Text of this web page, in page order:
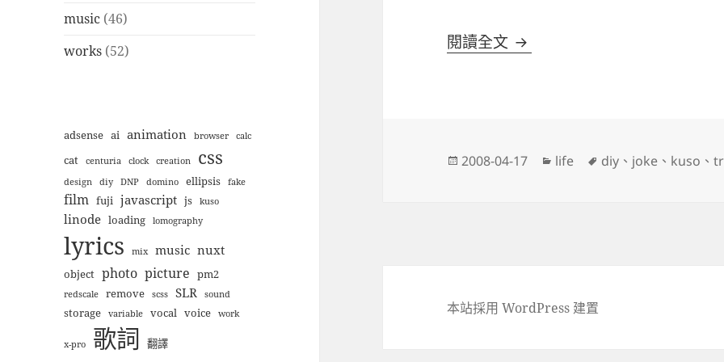
music (46)
works (52)
adsense ai animation browser calc
cat centuria clock creation css
design diy DNP domino ellipsis fake
film fuji javascript js kuso
linode loading lomography
lyrics mix music nuxt
object photo picture pm2
redscale remove scss SLR sound
storage variable vocal voice work
x-pro 歌詞 翻譯
閱讀全文 假天花板
發
2008-04-17
分
life
標
diy 、 joke 、 kuso 、
本站採用 WordPress 建置